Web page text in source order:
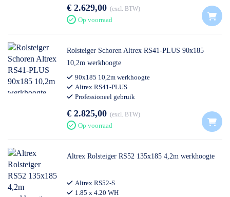
€ 2.629,00 excl. BTW
Op voorraad
Rolsteiger Schoren Altrex RS41-PLUS 90x185
10,2m werkhoogte
90x185 10,2m werkhoogte
Altrex RS41-PLUS
Professioneel gebruik
€ 2.825,00 excl. BTW
Op voorraad
Altrex Rolsteiger RS52 135x185 4,2m werkhoogte
Altrex RS52-S
1.85 x 4.20 WH